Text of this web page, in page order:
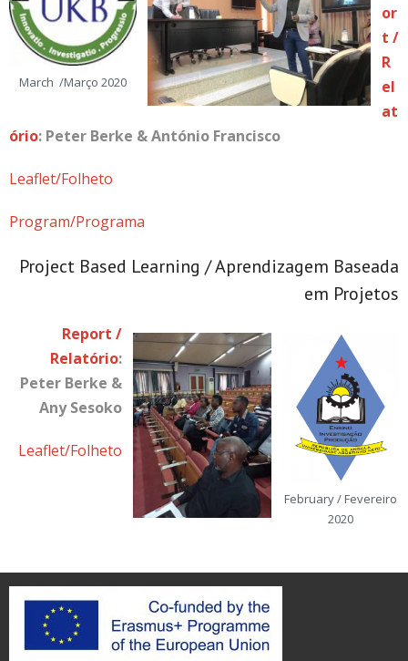
March /Março 2020
or
t /
R
el
at
ório: Peter Berke & António Francisco
Leaflet/Folheto
Program/Programa
Project Based Learning / Aprendizagem Baseada
em Projetos
February / Fevereiro
2020
Report /
Relatório:
Peter Berke &
Any Sesoko
Leaflet/Folheto